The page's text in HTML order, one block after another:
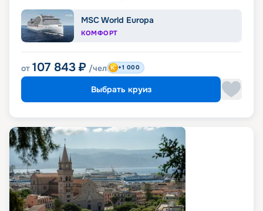
MSC World Europa
КОМФОРТ
от 107 843 ₽ /чел +1 000
Выбрать круиз